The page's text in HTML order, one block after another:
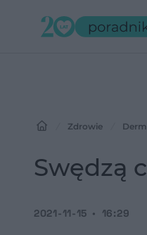
Zdrowie
Swędzą
2021-11-15 16:29